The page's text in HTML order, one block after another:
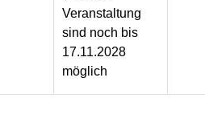
Veranstaltung
sind noch bis
17.11.2028
möglich